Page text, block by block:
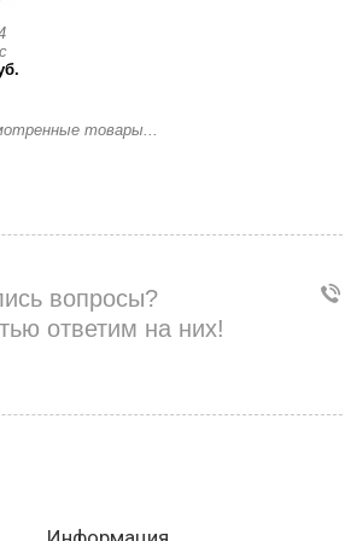
товары...
вопросы?
ответим на них!